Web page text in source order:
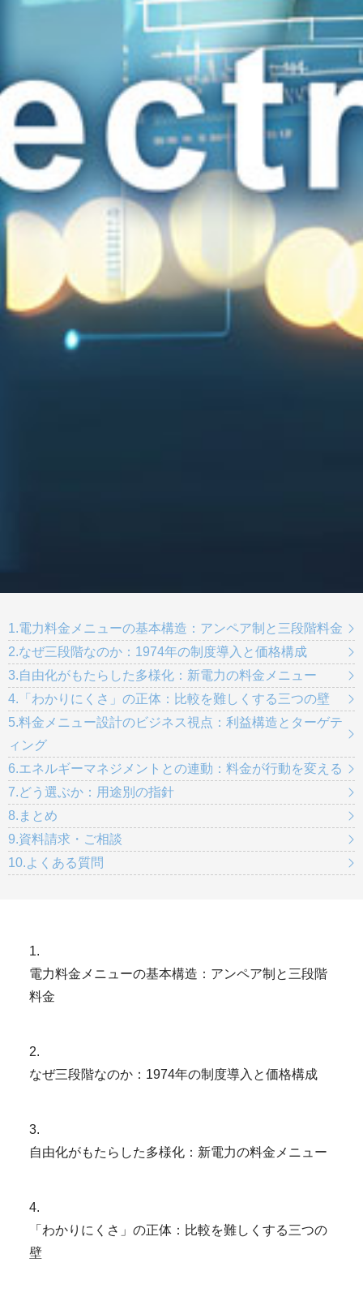
1.電力料金メニューの基本構造：アンペア制と三段階料金
2.なぜ三段階なのか：1974年の制度導入と価格構成
3.自由化がもたらした多様化：新電力の料金メニュー
4.「わかりにくさ」の正体：比較を難しくする三つの壁
5.料金メニュー設計のビジネス視点：利益構造とターゲテ
ィング
6.エネルギーマネジメントとの連動：料金が行動を変える
7.どう選ぶか：用途別の指針
8.まとめ
9.資料請求・ご相談
10.よくある質問
1.
電力料金メニューの基本構造：アンペア制と三段階
料金
2.
なぜ三段階なのか：1974年の制度導入と価格構成
3.
自由化がもたらした多様化：新電力の料金メニュー
4.
「わかりにくさ」の正体：比較を難しくする三つの
壁